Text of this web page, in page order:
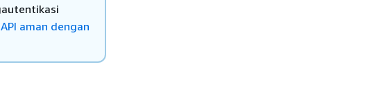
aman dengan